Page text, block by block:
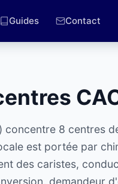
Guides Contact
concentre 8 centres
est portée par
des caristes,
demandeur